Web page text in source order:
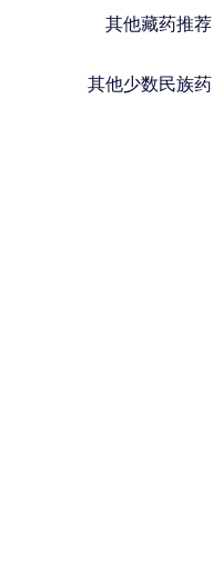
其他藏药推荐
其他少数民族药